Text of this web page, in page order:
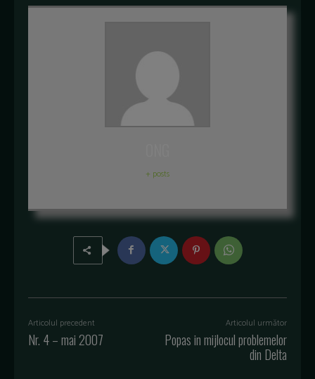
+ posts
Articolul precedent
Nr. 4 – mai 2007
Articolul următor
Popas in mijlocul problemelor
din Delta